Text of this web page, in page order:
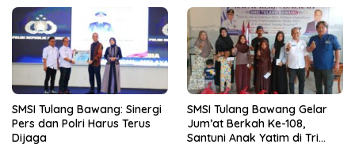
SMSI Tulang Bawang: Sinergi
Pers dan Polri Harus Terus
Dijaga
SMSI Tulang Bawang Gelar
Jum’at Berkah Ke-108,
Santuni Anak Yatim di Tri